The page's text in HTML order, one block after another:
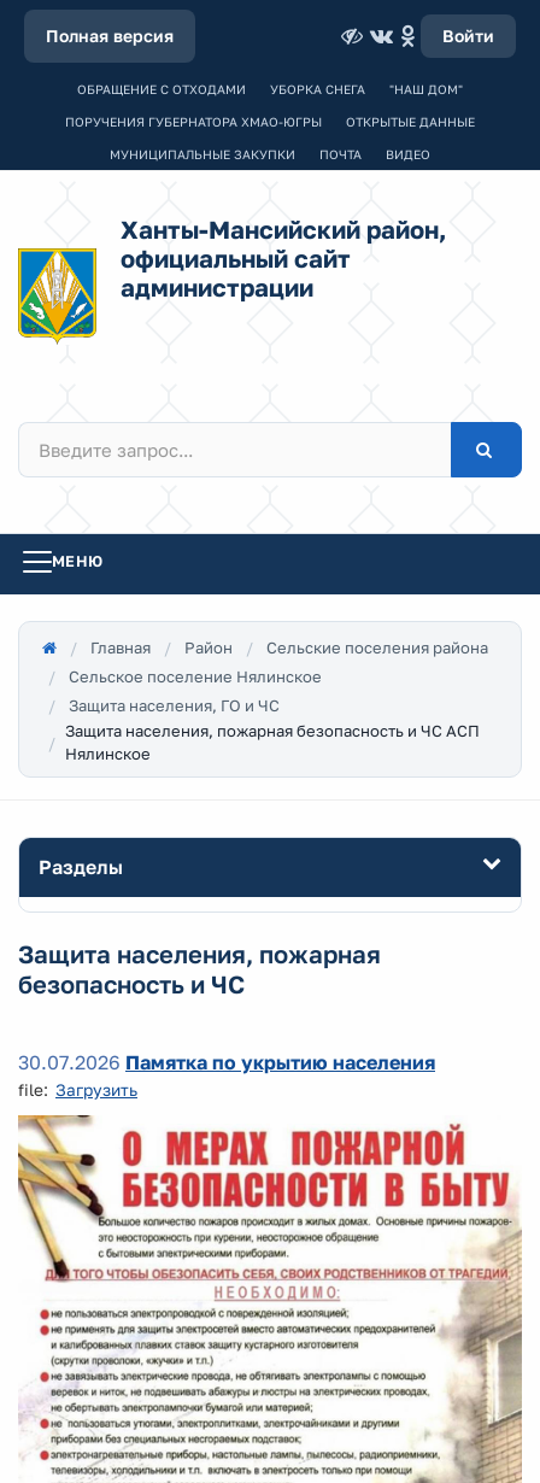
Полная версия Войти
ОБРАЩЕНИЕ С ОТХОДАМИ УБОРКА СНЕГА "НАШ ДОМ"
ПОРУЧЕНИЯ ГУБЕРНАТОРА ХМАО-ЮГРЫ ОТКРЫТЫЕ ДАННЫЕ
МУНИЦИПАЛЬНЫЕ ЗАКУПКИ ПОЧТА ВИДЕО
Ханты-Мансийский район,
официальный сайт
администрации
МЕНЮ
Главная Район
Сельские поселения района
Сельское поселение Нялинское
Защита населения, ГО и ЧС
Защита населения, пожарная безопасность и ЧС АСП
Нялинское
Разделы
Защита населения, пожарная
безопасность и ЧС
30.07.2026 Памятка по укрытию населения
file: Загрузить